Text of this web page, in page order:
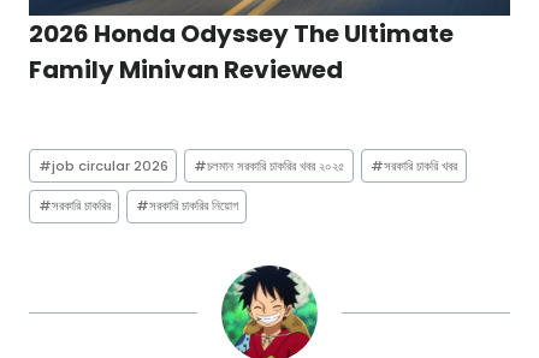
2026 Honda Odyssey The Ultimate
Family Minivan Reviewed
Post
Tags:
#job circular 2026 #চলমান সরকারি চাকরির খবর ২০২৫ #সরকারি চাকরি খবর
#সরকারি চাকরির #সরকারি চাকরির নিয়োগ